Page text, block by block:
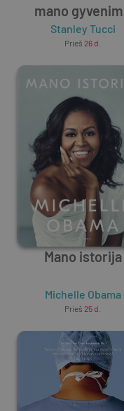
mano
Stanley Tucci
Prieš 26 d.
Mano istorija
Michelle Obama
Prieš 25 d.